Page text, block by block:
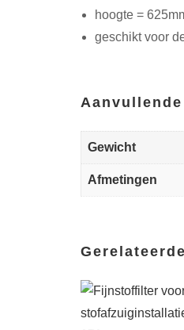
hoogte =
geschikt voor
Gewicht
Afmetingen